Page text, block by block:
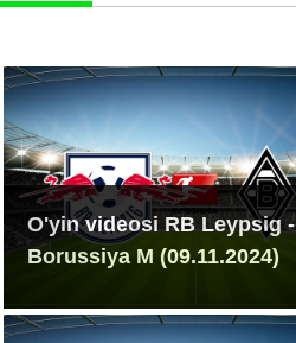
O'yin videosi RB Leypsig -
Borussiya M (09.11.2024)